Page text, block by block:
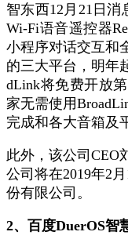
智东西12月21日消
Wi-Fi语音遥控器
小程序对话交互和
的三大平台，明年
dLink将免费开放
家无需使用
完成和各大音箱及
此外，该公司CEO
公司将在2019年2
份有限公司。
2、百度DuerOS智